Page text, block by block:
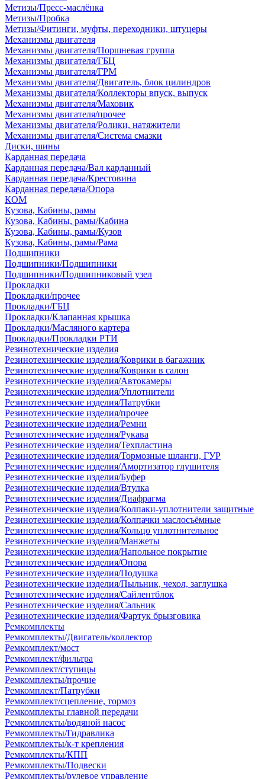
Метизы/Пресс-маслёнка
Метизы/Пробка
Метизы/Фитинги, муфты, переходники, штуцеры
Механизмы двигателя
Механизмы двигателя/Поршневая группа
Механизмы двигателя/ГБЦ
Механизмы двигателя/ГРМ
Механизмы двигателя/Двигатель, блок цилиндров
Механизмы двигателя/Коллекторы впуск, выпуск
Механизмы двигателя/Маховик
Механизмы двигателя/прочее
Механизмы двигателя/Ролики, натяжители
Механизмы двигателя/Система смазки
Диски, шины
Карданная передача
Карданная передача/Вал карданный
Карданная передача/Крестовина
Карданная передача/Опора
КОМ
Кузова, Кабины, рамы
Кузова, Кабины, рамы/Кабина
Кузова, Кабины, рамы/Кузов
Кузова, Кабины, рамы/Рама
Подшипники
Подшипники/Подшипники
Подшипники/Подшипниковый узел
Прокладки
Прокладки/прочее
Прокладки/ГБЦ
Прокладки/Клапанная крышка
Прокладки/Масляного картера
Прокладки/Прокладки РТИ
Резинотехнические изделия
Резинотехнические изделия/Коврики в багажник
Резинотехнические изделия/Коврики в салон
Резинотехнические изделия/Автокамеры
Резинотехнические изделия/Уплотнители
Резинотехнические изделия/Патрубки
Резинотехнические изделия/прочее
Резинотехнические изделия/Ремни
Резинотехнические изделия/Рукава
Резинотехнические изделия/Техпластина
Резинотехнические изделия/Тормозные шланги, ГУР
Резинотехнические изделия/Амортизатор глушителя
Резинотехнические изделия/Буфер
Резинотехнические изделия/Втулка
Резинотехнические изделия/Диафрагма
Резинотехнические изделия/Колпаки-уплотнители защитные
Резинотехнические изделия/Колпачки маслосъёмные
Резинотехнические изделия/Кольцо уплотнительное
Резинотехнические изделия/Манжеты
Резинотехнические изделия/Напольное покрытие
Резинотехнические изделия/Опора
Резинотехнические изделия/Подушка
Резинотехнические изделия/Пыльник, чехол, заглушка
Резинотехнические изделия/Сайлентблок
Резинотехнические изделия/Сальник
Резинотехнические изделия/Фартук брызговика
Ремкомплекты
Ремкомплекты/Двигатель/коллектор
Ремкомплект/мост
Ремкомплект/фильтра
Ремкомплект/ступицы
Ремкомплекты/прочие
Ремкомплект/Патрубки
Ремкомплект/сцепление, тормоз
Ремкомплекты главной передачи
Ремкомплекты/водяной насос
Ремкомплекты/Гидравлика
Ремкомплекты/к-т крепления
Ремкомплекты/КПП
Ремкомплекты/Подвески
Ремкомплекты/рулевое управление